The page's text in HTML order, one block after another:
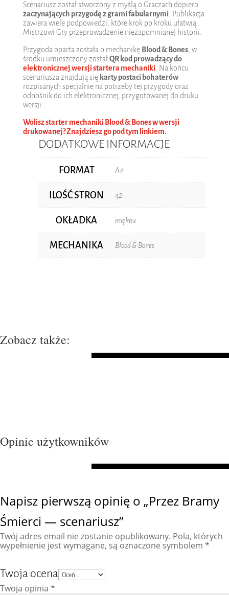
Scenariusz został stworzony z myślą o Graczach dopiero
zaczynających przygodę z grami fabularnymi. Publikacja
zawiera wiele podpowiedzi, które krok po kroku ułatwią
Mistrzowi Gry przeprowadzenie niezapomnianej historii.
Przygoda oparta została o mechanikę Blood & Bones, w
środku umieszczony zostałQR kod prowadzący do
elektronicznej wersji startera mechaniki. Na końcu
scenariusza znajdują się karty postaci bohaterów
rozpisanych specjalnie na potrzeby tej przygody oraz
odnośnik do ich elektronicznej, przygotowanej do druku
wersji.
Wolisz starter mechaniki Blood & Bones w wersji
drukowanej? Znajdziesz go pod tym linkiem.
DODATKOWE INFORMACJE
FORMAT A4
ILOŚĆ STRON 42
OKŁADKA miękka
MECHANIKA Blood & Bones
Zobacz także:
Opinie użytkowników
Napisz pierwszą opinię o „Przez Bramy
Śmierci — scenariusz”
Twój adres email nie zostanie opublikowany. Pola, których
wypełnienie jest wymagane, są oznaczone symbolem *
Twoja ocena
Twoja opinia *